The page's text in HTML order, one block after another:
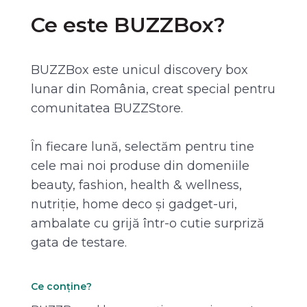
Ce este BUZZBox?
BUZZBox este unicul discovery box
lunar din România, creat special pentru
comunitatea BUZZStore.
În fiecare lună, selectăm pentru tine
cele mai noi produse din domeniile
beauty, fashion, health & wellness,
nutriție, home deco și gadget-uri,
ambalate cu grijă într-o cutie surpriză
gata de testare.
Ce conține?